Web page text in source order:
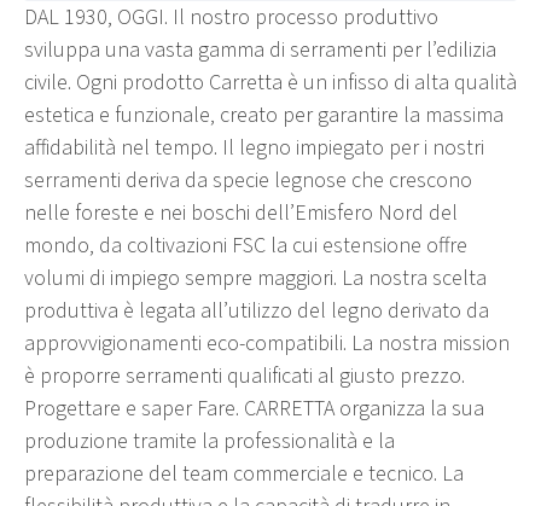
DAL 1930, OGGI. Il nostro processo produttivo
sviluppa una vasta gamma di serramenti per l’edilizia
civile. Ogni prodotto Carretta è un infisso di alta qualità
estetica e funzionale, creato per garantire la massima
affidabilità nel tempo. Il legno impiegato per i nostri
serramenti deriva da specie legnose che crescono
nelle foreste e nei boschi dell’Emisfero Nord del
mondo, da coltivazioni FSC la cui estensione offre
volumi di impiego sempre maggiori. La nostra scelta
produttiva è legata all’utilizzo del legno derivato da
approvvigionamenti eco-compatibili. La nostra mission
è proporre serramenti qualificati al giusto prezzo.
Progettare e saper Fare. CARRETTA organizza la sua
produzione tramite la professionalità e la
preparazione del team commerciale e tecnico. La